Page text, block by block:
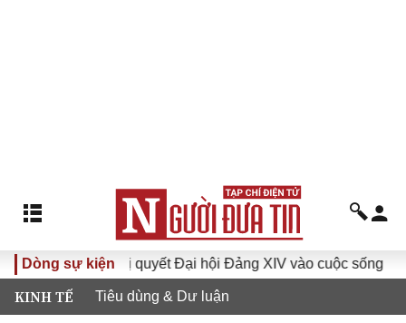
Dòng sự kiện
Đưa Nghị quyết Đại hội Đảng XIV vào cuộc sống
KINH TẾ Tiêu dùng & Dư luận